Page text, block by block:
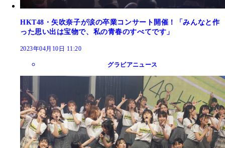
HKT48・矢吹奈子が涙の卒業コンサート開催！「みんなと作
った思い出は宝物で、私の青春のすべてです」
2023年04月10日 11:20
グラビアニュース